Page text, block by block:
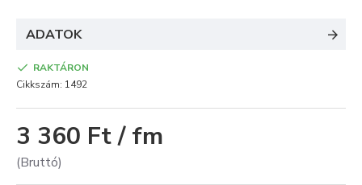
ADATOK
3 360 Ft / fm
(Bruttó)
RAKTÁRON
Cikkszám: 1492